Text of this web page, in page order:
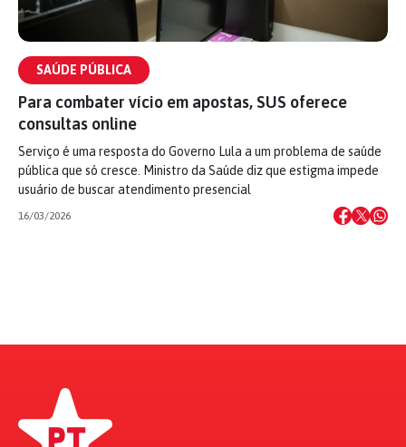
SAÚDE PÚBLICA
Para combater vício em apostas, SUS oferece
consultas online
Serviço é uma resposta do Governo Lula a um problema de saúde
pública que só cresce. Ministro da Saúde diz que estigma impede
usuário de buscar atendimento presencial
16/03/2026